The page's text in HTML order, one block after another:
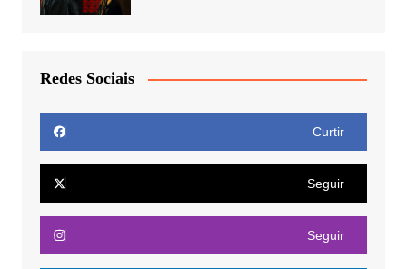
Redes Sociais
Curtir
Seguir
Seguir